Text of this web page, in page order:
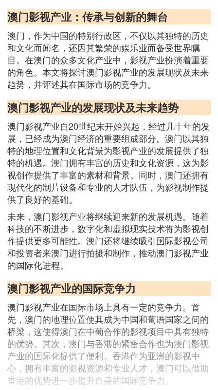
澳门影视产业：传承与创新的舞台
澳门，作为中国的特别行政区，不仅以其独特的历史
和文化而闻名，还因其繁荣的娱乐业而备受世界瞩
目。在澳门的众多文化产业中，影视产业扮演着重要
的角色。本文将探讨澳门影视产业的发展现状及未来
趋势，并评述其在国际市场的竞争力。
澳门影视产业的发展现状及未来趋势
澳门影视产业自20世纪末开始兴起，经过几十年的发
展，已经成为澳门经济的重要组成部分。澳门以其独
特的地理位置和文化背景为影视产业的发展提供了独
特的机遇。澳门拥有丰富的历史和文化资源，这为影
视创作提供了丰富的素材和背景。同时，澳门还拥有
现代化的制片设备和专业的人才队伍，为影视制作提
供了良好的基础。
未来，澳门影视产业将继续迎来新的发展机遇。随着
科技的不断进步，数字化和虚拟现实技术将为影视创
作提供更多可能性。澳门还将继续吸引国际影视公司
和投资者来澳门进行拍摄和制作，推动澳门影视产业
的国际化进程。
澳门影视产业的国际竞争力
澳门影视产业在国际市场上具有一定的竞争力。首
先，澳门的地理位置使其成为中国和葡语国家之间的
桥梁，这使得澳门在中葡合作的影视项目中具有独特
的优势。其次，澳门与香港的紧密合作也为澳门影视
产业的国际化提供了便利。香港作为亚洲的影视中
心，拥有丰富的影视资源和专业人才，澳门可以借助
香港的优势进一步提升自身的国际竞争力。